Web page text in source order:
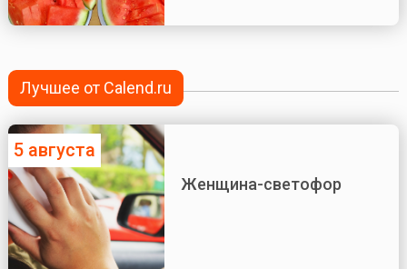
Лучшее от Calend.ru
5 августа
Женщина-светофор